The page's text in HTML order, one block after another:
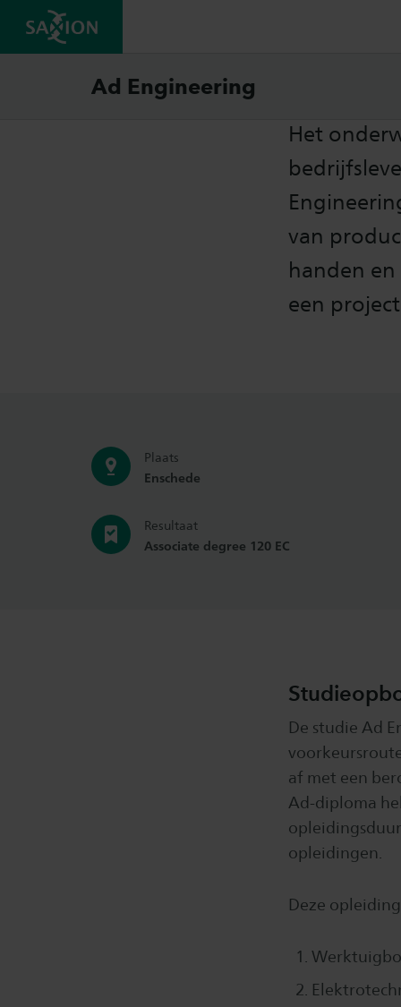
Ad Engineering
Het
van
handen
een
Plaats
Enschede
Resultaat
Associate degree 120 EC
De studie Ad
af met een
Ad-diploma
opleidingen.
Deze